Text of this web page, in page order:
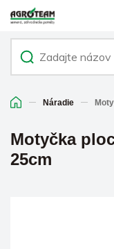
Náradie
Motyčka
25cm